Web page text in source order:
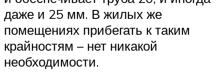
даже и 25 мм. В жилых же
помещениях прибегать к таким
крайностям – нет никакой
необходимости.